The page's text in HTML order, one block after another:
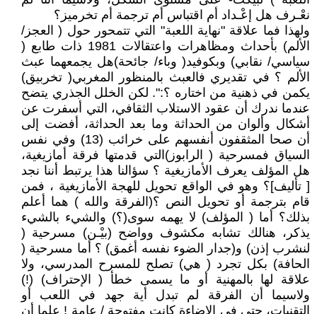
نعْـرف هل إعْـداد أم اقتباس أم ترجمة أم تخرميز؟
ولهذا فما علاقة "نهاية اللعبة" التي تتمحور حول ( العجز/
الألم) بأحداث ومظاهرات واعتقالات 1981 ذات طابع (
سياسي/ نقابي) وبكوفيد( وباء/ جائحة)هل يجمعهما عبث
الألم ؟ في تقديري فالعبث بالمنظور المغربي( تخربيق)
يكمن في ذهنية من اختاره ؟:". لكن الخلل الجذري يتضح
عندما ندرك أن عقود الاستلاب الثقافي، التي أسفرت عن
أشكال وألوان من الحداثة وما بعد الحداثة، أفضت إلى
أن صحا المثقفون أنفسهم على خرائب (13) وفي نفس
السياق فمسرحية ( الرابوز)التي قدمتها فرقة أمازيغية،
هل المؤلف يعرف الأمازيغية ؟ سؤالنا هذا يرتبط أننا نجد
[ تأليف]؟ وهو في الواقع تحويل للهجة الأمازيغية ، فمن
قام بترجمة أو تحويل النص ؟(الفرقة والله ) هما أعلم
بذلك؟ أما ( المؤلف) لا يهمه سوى(؟) والشيء بالشيء
يذكر، هنالك تشابه مكشوف وواضح (بيْـن) مسرحية (
لنشرب إذن) و(جدار الضوء نفسه أغمق) ؟ أما مسرحية (
الحافة) بكل تجرد ( هي) تصلح للمسرح المدرسي، ولا
علاقة لها بالمهنية أو ما يسمى خطأ ( الإحتراف) (!)
ولاسيما أن الفرقة لم تبدل أية جهد في اللعب أو
التقنيات، حتى في الإضاءة كانت مفتوحة / عامة ! علما أن